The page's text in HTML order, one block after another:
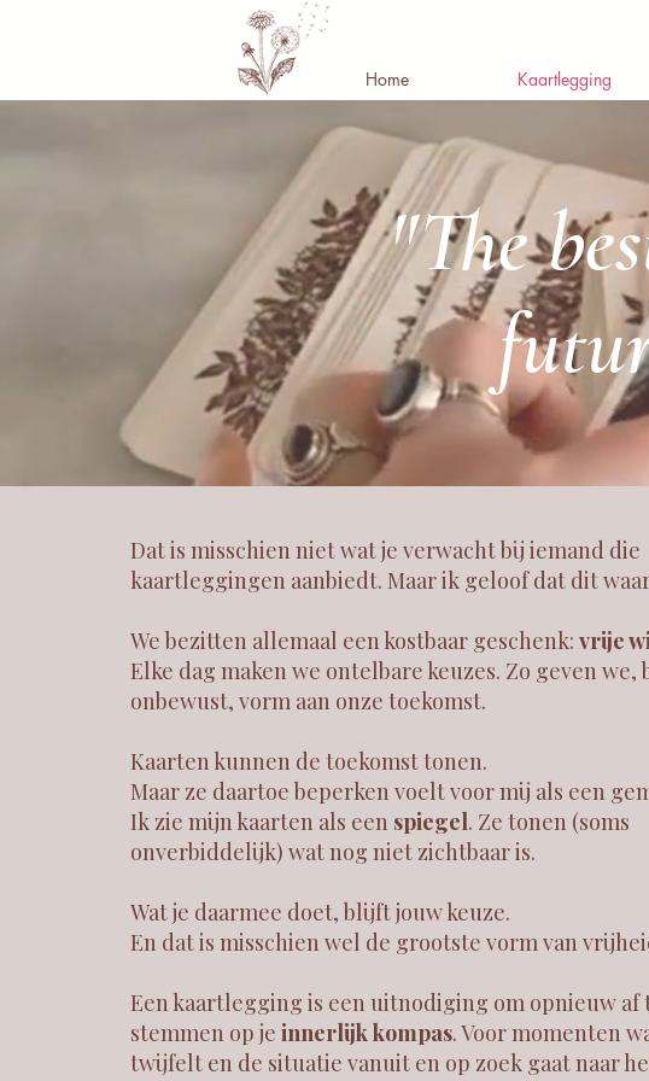
Home Kaartlegging
"The
Dat is misschien niet wat je verwacht bij iemand die
kaartleggingen aanbiedt. Maar ik geloof dat dit
We bezitten allemaal een kostbaar geschenk:vrije
Elke dag maken we ontelbare keuzes. Zo geven we,
onbewust, vorm aan onze toekomst.
Kaarten kunnen de toekomst tonen.
Maar ze daartoe beperken voelt voor mij als een
Ik zie mijn kaarten als een spiegel. Ze tonen (soms
onverbiddelijk) wat nog niet zichtbaar is.
Wat je daarmee doet, blijft jouw keuze.
En dat is misschien wel de grootste vorm van
Een kaartlegging is een uitnodiging om opnieuw af
stemmen op je innerlijk kompas. Voor momenten
twijfelt en de situatie vanuit en op zoek gaat naar